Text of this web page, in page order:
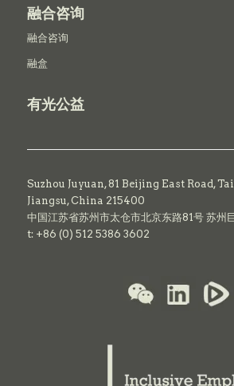
融合咨询
融合咨询
融盒
有光公益
Suzhou Juyuan, 81 Beijing East Road,
Jiangsu, China 215400
中国江苏省苏州市太仓市北京东路81号 苏州
t: +86 (0) 512 5386 3602